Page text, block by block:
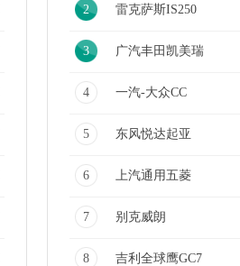
2 雷克萨斯IS250
3 广汽丰田凯美瑞
4 一汽-大众CC
5 东风悦达起亚
6 上汽通用五菱
7 别克威朗
8 吉利全球鹰GC7